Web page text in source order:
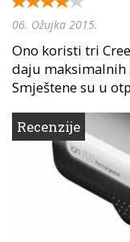
06. Ožujka 2015.
Ono koristi tri
daju maksimalnih
Smještene su u
Recenzije